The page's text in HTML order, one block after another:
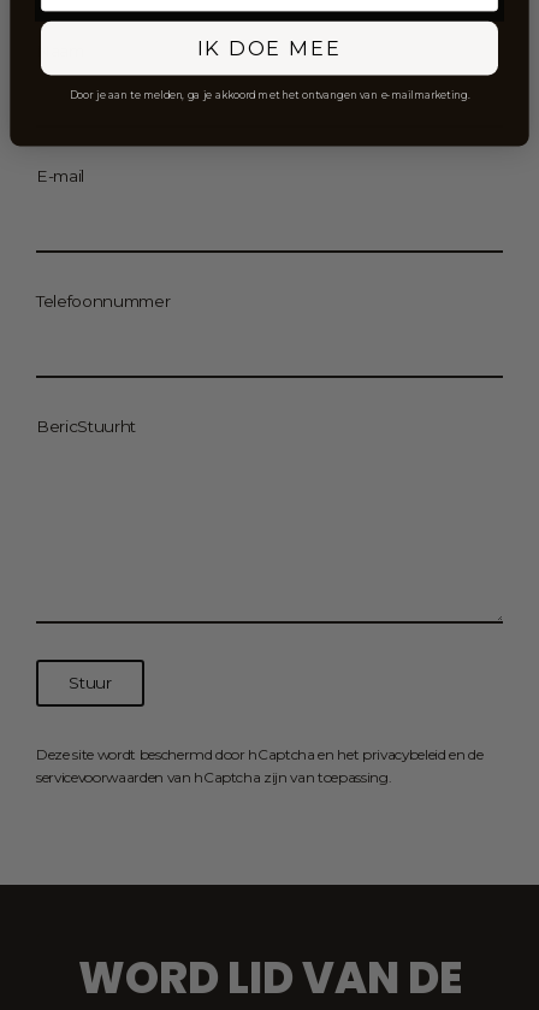
E-mail
Telefoonnummer
BericStuurht
Stuur
Deze site wordt beschermd door hCaptcha en het privacybeleid en de
servicevoorwaarden van hCaptcha zijn van toepassing.
WORD LID VAN DE
IK DOE MEE
Door je aan te melden, ga je akkoord met het ontvangen van e-mailmarketing.